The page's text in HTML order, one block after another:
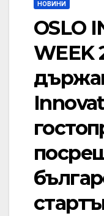
НОВИНИ
OSLO
WEEK